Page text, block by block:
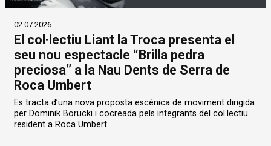
02.07.2026
El col·lectiu Liant la Troca presenta el
seu nou espectacle “Brilla pedra
preciosa” a la Nau Dents de Serra de
Roca Umbert
Es tracta d’una nova proposta escènica de moviment dirigida
per Dominik Borucki i cocreada pels integrants del col·lectiu
resident a Roca Umbert